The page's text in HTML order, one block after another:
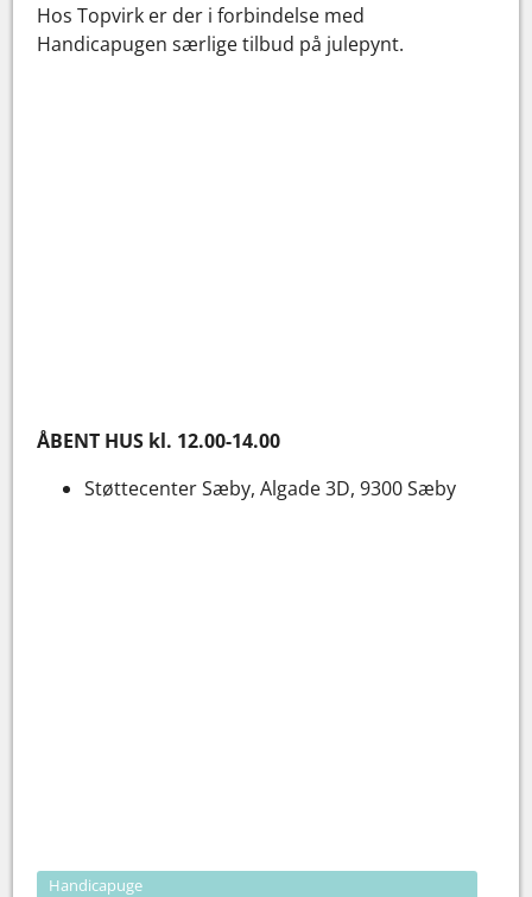
Hos Topvirk er der i forbindelse med
Handicapugen særlige tilbud på julepynt.
ÅBENT HUS kl. 12.00-14.00
Støttecenter Sæby, Algade 3D, 9300 Sæby
Handicapuge